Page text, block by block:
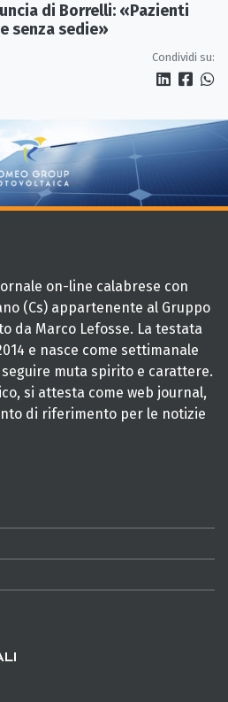
di Borrelli: «Pazienti
senza sedie»
Condividi su:
on-line calabrese con
(Cs) appartenente al Gruppo
da Marco Lefosse. La testata
e nasce come settimanale
muta spirito e carattere.
si attesta come web journal,
di riferimento per le notizie